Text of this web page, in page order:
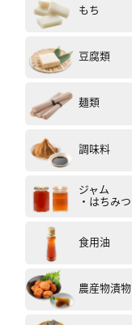
もち
豆腐類
麺類
調味料
ジャム
・はちみつ
食用油
農産物漬物